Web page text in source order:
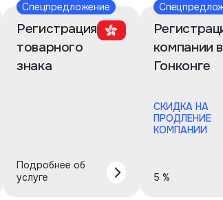
Спецпредложение
Регистрация
товарного
знака
Подробнее об
услуге
компании в
Гонконге
СКИДКА НА
ПРОДЛЕНИЕ
КОМПАНИИ
5 %